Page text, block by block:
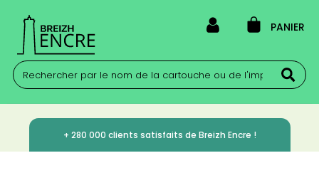
PANIER
+ 280 000 clients satisfaits de Breizh Encre !